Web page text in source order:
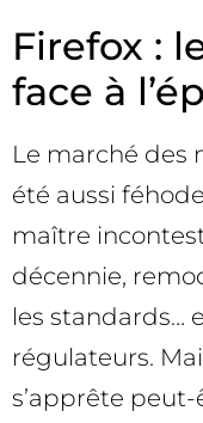
Firefox :
face à
Le marché des
été aussi
maître
décennie,
les standards…
régulateurs.
s’apprête